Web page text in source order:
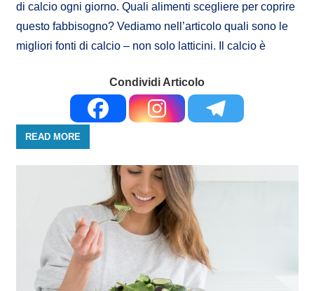
di calcio ogni giorno. Quali alimenti scegliere per coprire
questo fabbisogno? Vediamo nell’articolo quali sono le
migliori fonti di calcio – non solo latticini. Il calcio è
Condividi Articolo
READ MORE